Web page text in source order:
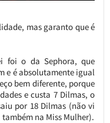
mas garanto que é
foi o da Sephora, que
e é absolutamente igual
bem diferente, porque
e custa 7 Dilmas, o
por 18 Dilmas (não vi
na Miss Mulher).